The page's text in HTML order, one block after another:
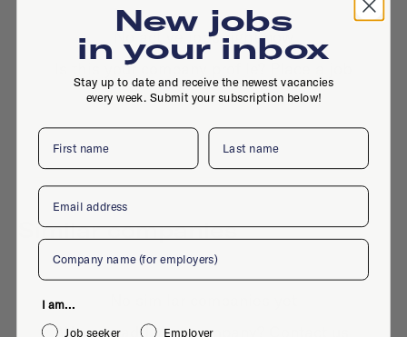
No active jobs right now
Is this your company profile?
Similar companies
Want to add your company?
New jobs
in your inbox
Stay up to date and receive the newest vacancies
every week. Submit your subscription below!
First name Last name
Email
Company
I am...
Job seeker
Employer